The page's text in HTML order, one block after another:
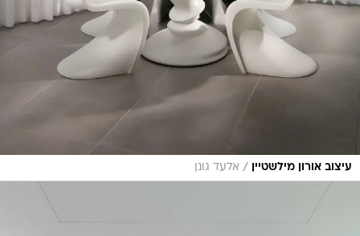
עיצוב אורון מילשטיין / אלעד גונן